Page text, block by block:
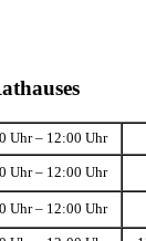
Uhr – 12:00 Uhr
Uhr – 12:00 Uhr
Uhr – 12:00 Uhr